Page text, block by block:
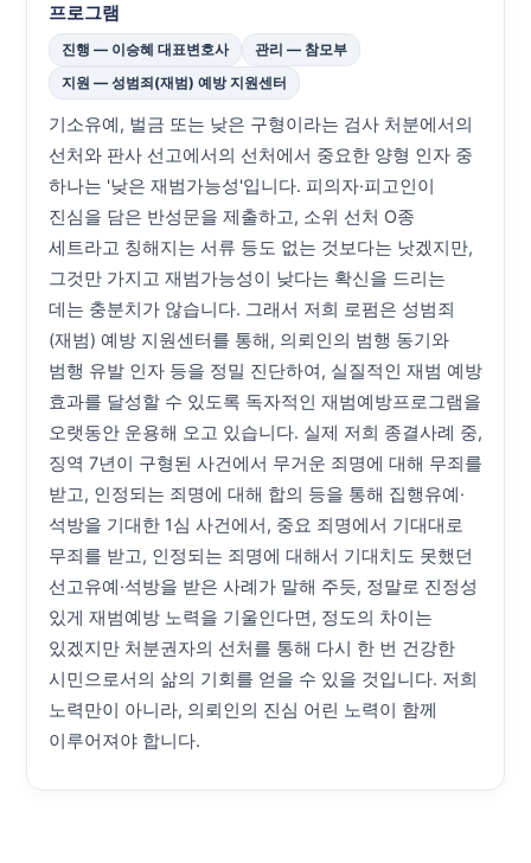
프로그램
진행 — 이승혜 대표변호사
관리 — 참모부
지원 — 성범죄(재범) 예방 지원센터
기소유예, 벌금 또는 낮은 구형이라는 검사 처분에서의
선처와 판사 선고에서의 선처에서 중요한 양형 인자 중
하나는 '낮은 재범가능성'입니다. 피의자·피고인이
진심을 담은 반성문을 제출하고, 소위 선처 O종
세트라고 칭해지는 서류 등도 없는 것보다는 낫겠지만,
그것만 가지고 재범가능성이 낮다는 확신을 드리는
데는 충분치가 않습니다. 그래서 저희 로펌은 성범죄
(재범) 예방 지원센터를 통해, 의뢰인의 범행 동기와
범행 유발 인자 등을 정밀 진단하여, 실질적인 재범 예방
효과를 달성할 수 있도록 독자적인 재범예방프로그램을
오랫동안 운용해 오고 있습니다. 실제 저희 종결사례 중,
징역 7년이 구형된 사건에서 무거운 죄명에 대해 무죄를
받고, 인정되는 죄명에 대해 합의 등을 통해 집행유예·
석방을 기대한 1심 사건에서, 중요 죄명에서 기대대로
무죄를 받고, 인정되는 죄명에 대해서 기대치도 못했던
선고유예·석방을 받은 사례가 말해 주듯, 정말로 진정성
있게 재범예방 노력을 기울인다면, 정도의 차이는
있겠지만 처분권자의 선처를 통해 다시 한 번 건강한
시민으로서의 삶의 기회를 얻을 수 있을 것입니다. 저희
노력만이 아니라, 의뢰인의 진심 어린 노력이 함께
이루어져야 합니다.